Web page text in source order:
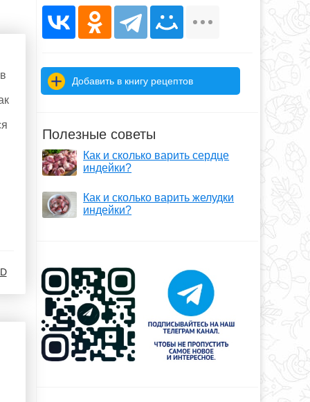
Добавить в книгу рецептов
Полезные советы
Как и сколько варить сердце
индейки?
Как и сколько варить желудки
индейки?